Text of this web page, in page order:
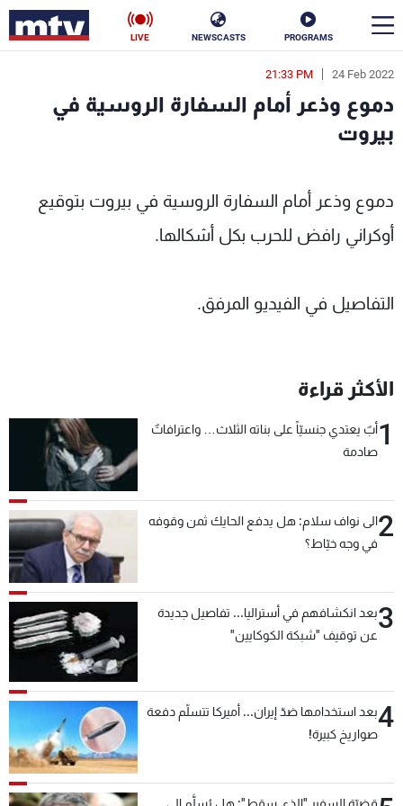
PROGRAMS
NEWSCASTS
LIVE
24 Feb 2022
21:33 PM
دموع وذعر أمام السفارة الروسية في
بيروت
دموع وذعر أمام السفارة الروسية في بيروت بتوقيع
أوكراني رافض للحرب بكل أشكالها.
التفاصيل في الفيديو المرفق.
الأكثر قراءة
1أبٌ يعتدي جنسيّاً على بناته الثلاث… واعترافاتٌ
صادمة
2الى نواف سلام: هل يدفع الحايك ثمن وقوفه
في وجه خيّاط؟
3بعد انكشافهم في أستراليا... تفاصيل جديدة
عن توقيف "شبكة الكوكايين"
4بعد استخدامها ضدّ إيران... أميركا تتسلّم دفعة
صواريخ كبيرة!
en
الأخبار
إقتصاد فن
منوعات
البرامج
جدول البرامج
شاهد البرامج
الترددات
عن MTV
الإنـتـاج
لاعلاناتكم
وظائف
تواصل معنا